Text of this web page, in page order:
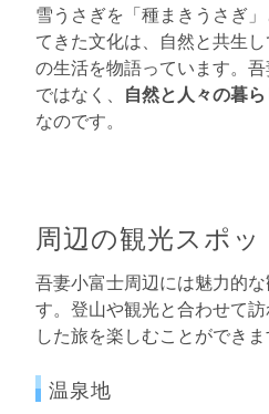
雪うさぎを「種まきうさぎ
てきた文化は、自然と共生
の生活を物語っています。
ではなく、 自然と人々の暮
なのです。
周辺の観光スポッ
吾妻小富士周辺には魅力的
す。登山や観光と合わせて
した旅を楽しむことができま
温泉地